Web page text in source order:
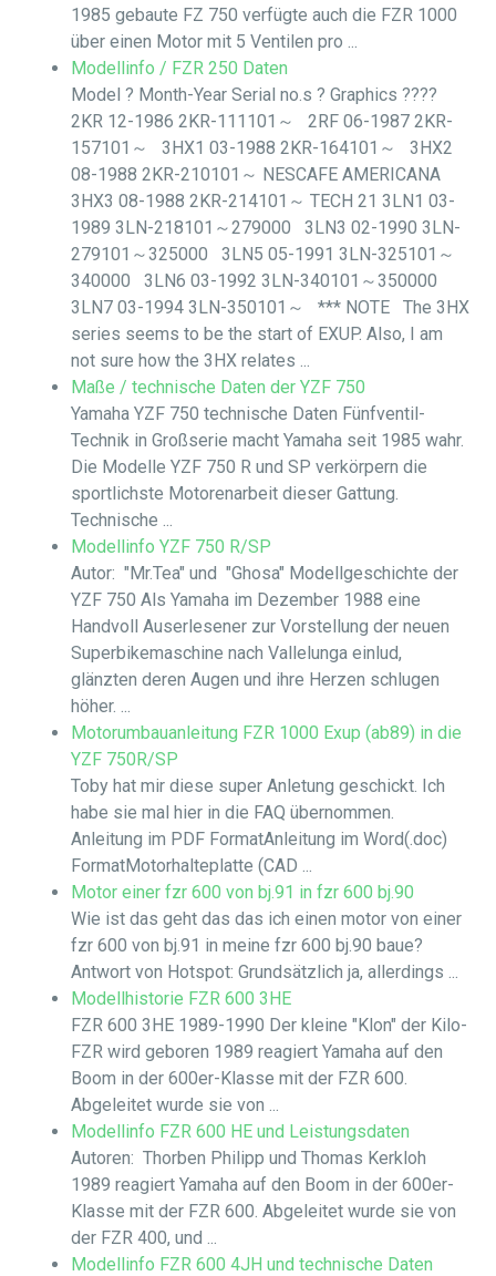
1985 gebaute FZ 750 verfügte auch die FZR 1000
über einen Motor mit 5 Ventilen pro ...
Modellinfo / FZR 250 Daten
Model ? Month-Year Serial no.s ? Graphics ????
2KR 12-1986 2KR-111101～ 2RF 06-1987 2KR-
157101～ 3HX1 03-1988 2KR-164101～ 3HX2
08-1988 2KR-210101～ NESCAFE AMERICANA
3HX3 08-1988 2KR-214101～ TECH 21 3LN1 03-
1989 3LN-218101～279000 3LN3 02-1990 3LN-
279101～325000 3LN5 05-1991 3LN-325101～
340000 3LN6 03-1992 3LN-340101～350000
3LN7 03-1994 3LN-350101～ *** NOTE The 3HX
series seems to be the start of EXUP. Also, I am
not sure how the 3HX relates ...
Maße / technische Daten der YZF 750
Yamaha YZF 750 technische Daten Fünfventil-
Technik in Großserie macht Yamaha seit 1985 wahr.
Die Modelle YZF 750 R und SP verkörpern die
sportlichste Motorenarbeit dieser Gattung.
Technische ...
Modellinfo YZF 750 R/SP
Autor: "Mr.Tea" und "Ghosa" Modellgeschichte der
YZF 750 Als Yamaha im Dezember 1988 eine
Handvoll Auserlesener zur Vorstellung der neuen
Superbikemaschine nach Vallelunga einlud,
glänzten deren Augen und ihre Herzen schlugen
höher. ...
Motorumbauanleitung FZR 1000 Exup (ab89) in die
YZF 750R/SP
Toby hat mir diese super Anletung geschickt. Ich
habe sie mal hier in die FAQ übernommen.
Anleitung im PDF FormatAnleitung im Word(.doc)
FormatMotorhalteplatte (CAD ...
Motor einer fzr 600 von bj.91 in fzr 600 bj.90
Wie ist das geht das das ich einen motor von einer
fzr 600 von bj.91 in meine fzr 600 bj.90 baue?
Antwort von Hotspot: Grundsätzlich ja, allerdings ...
Modellhistorie FZR 600 3HE
FZR 600 3HE 1989-1990 Der kleine "Klon" der Kilo-
FZR wird geboren 1989 reagiert Yamaha auf den
Boom in der 600er-Klasse mit der FZR 600.
Abgeleitet wurde sie von ...
Modellinfo FZR 600 HE und Leistungsdaten
Autoren: Thorben Philipp und Thomas Kerkloh
1989 reagiert Yamaha auf den Boom in der 600er-
Klasse mit der FZR 600. Abgeleitet wurde sie von
der FZR 400, und ...
Modellinfo FZR 600 4JH und technische Daten